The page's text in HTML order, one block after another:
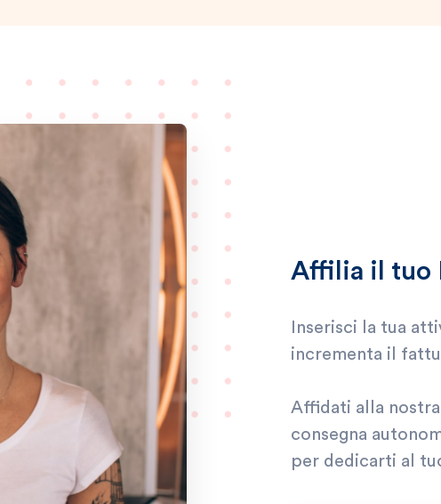
Affilia il tuo
Inserisci la tua
incrementa il
Affidati alla
consegna
per dedicarti al